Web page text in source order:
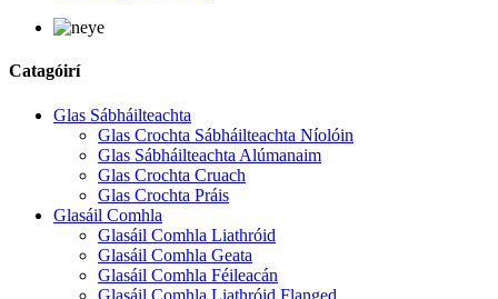
Catagóirí
Glas Sábháilteachta
Glas Crochta Sábháilteachta Níolóin
Glas Sábháilteachta Alúmanaim
Glas Crochta Cruach
Glas Crochta Práis
Glasáil Comhla
Glasáil Comhla Liathróid
Glasáil Comhla Geata
Glasáil Comhla Féileacán
Glasáil Comhla Liathróid Flanged